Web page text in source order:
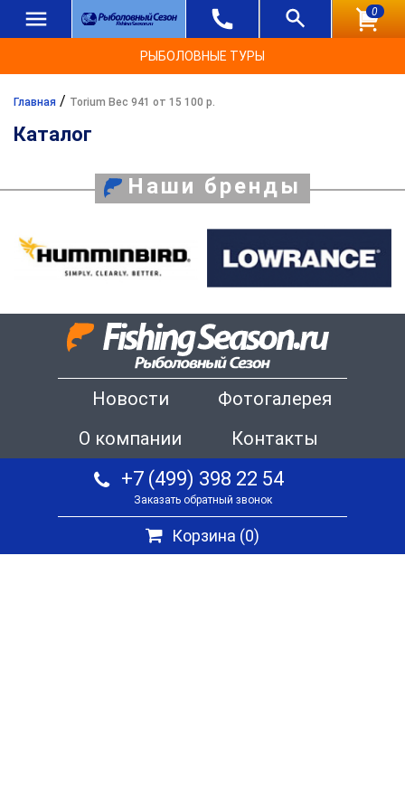
0
РЫБОЛОВНЫЕ ТУРЫ
Главная / Torium Вес 941 от 15 100 р.
Каталог
Наши бренды
Новости
Фотогалерея
О компании
Контакты
+7 (499) 398 22 54
Заказать обратный звонок
Корзина (0)